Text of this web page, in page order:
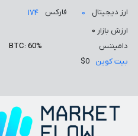
ارز دیجیتال ۰ فارکس
۱۷۴
ارزش بازار ۰
دامیننس
BTC: 60%
بیت کوین
$0